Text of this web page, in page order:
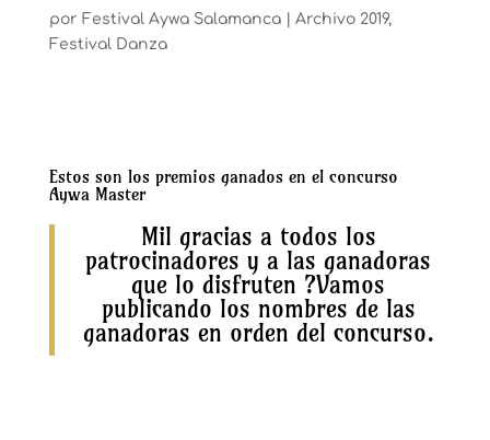
por Festival Aywa Salamanca| Archivo 2019,
Festival Danza
Estos son los premios ganados en el concurso
Aywa Master
Mil gracias a todos los
patrocinadores y a las ganadoras
que lo disfruten ?Vamos
publicando los nombres de las
ganadoras en orden del concurso.